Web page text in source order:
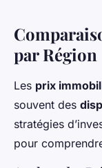
par Région
Les prix
souvent des
stratégies
pour